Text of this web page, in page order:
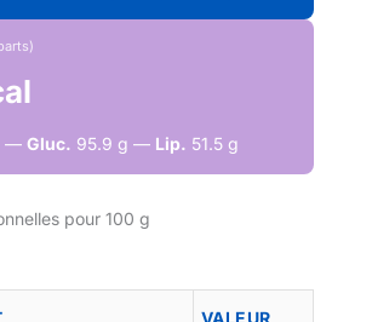
— Gluc. 95.9 g — Lip. 51.5 g
pour 100 g
VALEUR